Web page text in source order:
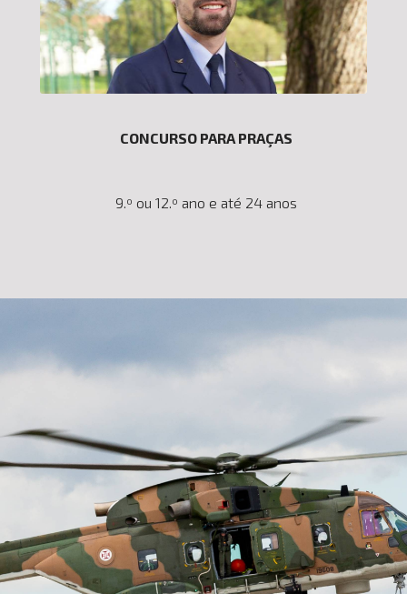
CONCURSO PARA PRAÇAS
9.º ou 12.º ano e até 24 anos